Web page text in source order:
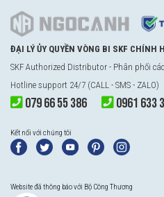
ĐẠI LÝ ỦY QUYỀN VÒNG BI SKF CHÍNH
SKF Authorized Distributor - Phân phối
Hotline support 24/7 (CALL - SMS - ZALO)
079 66 55 386 0961 633
Kết nối với chúng tôi
Website đã thông báo với Bộ Công Thương